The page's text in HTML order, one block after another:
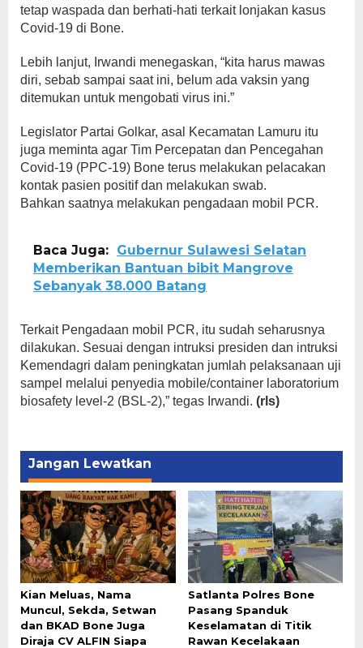
tetap waspada dan berhati-hati terkait lonjakan kasus
Covid-19 di Bone.
Lebih lanjut, Irwandi menegaskan, “kita harus mawas
diri, sebab sampai saat ini, belum ada vaksin yang
ditemukan untuk mengobati virus ini.”
Legislator Partai Golkar, asal Kecamatan Lamuru itu
juga meminta agar Tim Percepatan dan Pencegahan
Covid-19 (PPC-19) Bone terus melakukan pelacakan
kontak pasien positif dan melakukan swab.
Bahkan saatnya melakukan pengadaan mobil PCR.
Baca Juga: Gubernur Sulawesi Selatan
Memberikan Bantuan bibit Mangrove
Sebanyak 38.000 Batang
Terkait Pengadaan mobil PCR, itu sudah seharusnya
dilakukan. Sesuai dengan intruksi presiden dan intruksi
Kemendagri dalam peningkatan jumlah pelaksanaan uji
sampel melalui penyedia mobile/container laboratorium
biosafety level-2 (BSL-2),” tegas Irwandi. (rls)
Jangan Lewatkan
Kian Meluas, Nama
Muncul, Sekda, Setwan
dan BKAD Bone Juga
Diraja CV ALFIN Siapa
Satlanta Polres Bone
Pasang Spanduk
Keselamatan di Titik
Rawan Kecelakaan